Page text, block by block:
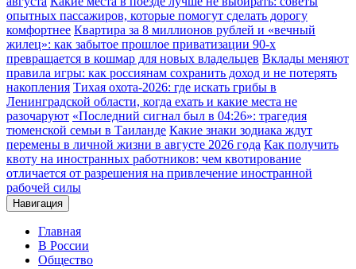
опытных пассажиров, которые помогут сделать дорогу
комфортнее Квартира за 8 миллионов рублей и «вечный
жилец»: как забытое прошлое приватизации 90-х
превращается в кошмар для новых владельцев Вклады меняют
правила игры: как россиянам сохранить доход и не потерять
накопления Тихая охота-2026: где искать грибы в
Ленинградской области, когда ехать и какие места не
разочаруют «Последний сигнал был в 04:26»: трагедия
тюменской семьи в Таиланде Какие знаки зодиака ждут
перемены в личной жизни в августе 2026 года Как получить
квоту на иностранных работников: чем квотирование
отличается от разрешения на привлечение иностранной
рабочей силы
Навигация
Главная
В России
Общество